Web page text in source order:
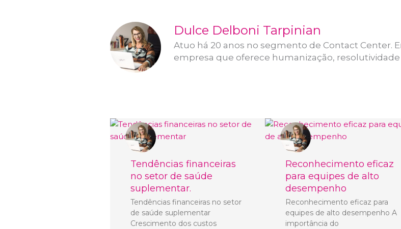
Dulce Delboni Tarpinian
Atuo há 20 anos no segmento de Contact Center.
empresa que oferece humanização,
Tendências financeiras
no setor de saúde
suplementar.
Tendências financeiras no setor
de saúde suplementar
Crescimento dos custos
Reconhecimento eficaz
para equipes de alto
desempenho
Reconhecimento eficaz para
equipes de alto desempenho A
importância do